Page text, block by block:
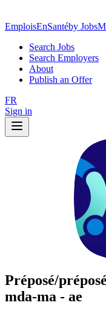
EmploisEnSantéby
Search Jobs
Search Employers
About
Publish an Offer
FR
Sign in
Préposé/
mda-ma - ae